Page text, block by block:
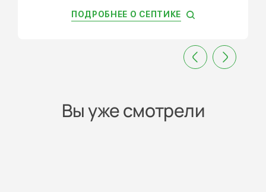
ПОДРОБНЕЕ О СЕПТИКЕ
Вы уже смотрели